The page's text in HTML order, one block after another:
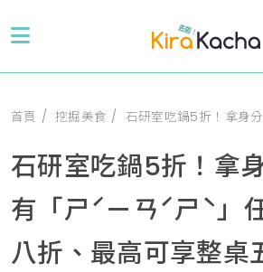
首頁 挖掘美食 石研室吃鍋5折！拿身分證姓名有「ㄕˊㄧㄢˊㄕˋ」任一同
石研室吃鍋5折！拿
有「ㄕˊㄧㄢˊㄕˋ」
八折、最高可享整桌